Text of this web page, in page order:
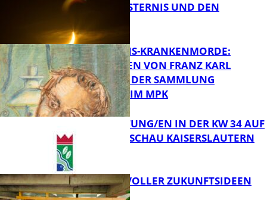
Bildung
SONNENFINSTERNIS UND DEN
PERSEIDEN
OPFER DER NS-KRANKENMORDE:
ZEICHNUNGEN VON FRANZ KARL
BÜHLER AUS DER SAMMLUNG
PRINZHORN IM MPK
VERANSTALTUNG/EN IN DER KW 34 AUF
DER GARTENSCHAU KAISERSLAUTERN
FILMROLLE VOLLER ZUKUNFTSIDEEN